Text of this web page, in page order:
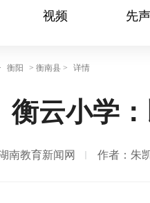
视频 先声
衡阳 > 衡南县 > 详情
衡云小学
南教育新闻网 作者：朱